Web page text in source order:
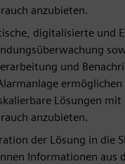
anzubieten.
digitalisierte und
und
ermöglichen
Lösungen
anzubieten.
der Lösung in die
Informationen aus